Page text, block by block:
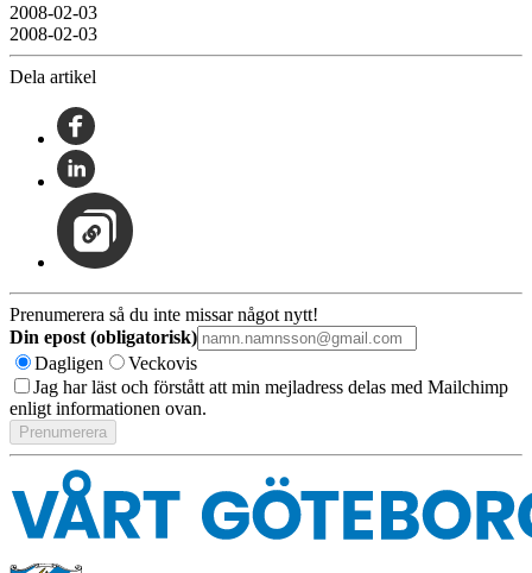
2008-02-03
2008-02-03
Dela artikel
Prenumerera så du inte missar något nytt!
Din epost (obligatorisk)
Dagligen
Veckovis
Jag har läst och förstått att min mejladress delas med Mailchimp
enligt informationen ovan.